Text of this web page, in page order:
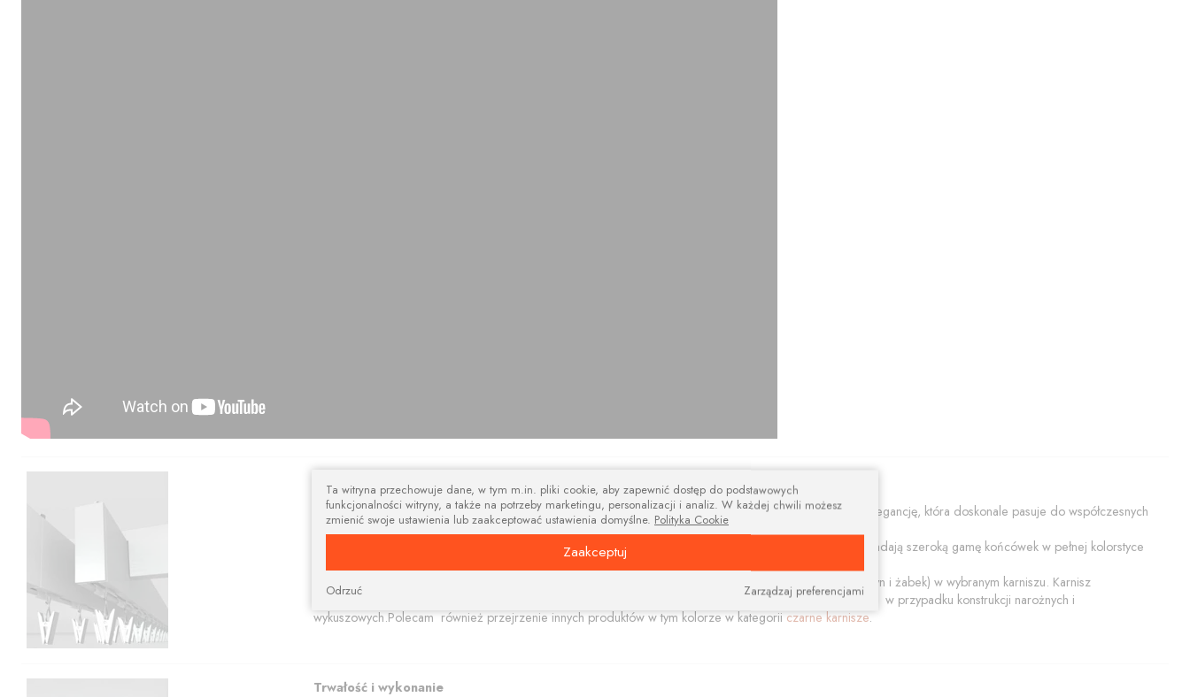
Nowoczesny design
Prostokątna szyna i nowoczesne wsporniki i tworzą niebanalną kompozycję estetyczną łączącą prostotę i elegancję, która doskonale pasuje do współczesnych
aranżacji.
Karnisze apartamentowe polecamy w trzech kolorach: aluminium szczotkowane, czerny i biały połysk. Posiadają szeroką gamę końcówek w pełnej kolorstyce
profili w tym zakończenia z elementami kryształów Swarovskiego.
Nasz sklep pozwala na dobieranie i zamawianie różnych kolorów elementów (wsporników, końcówiek, szyn i żabek) w wybranym karniszu. Karnisz
apartamentowy dzięki łącznikom narożnym pozwalającym połączyć szyny pod dowolnym kątem nadaje się w przypadku konstrukcji narożnych i
wykuszowych.Polecam również przejrzenie innych produktów w tym kolorze w kategoriiczarne karnisze.
Trwałość i wykonanie
Ta witryna przechowuje dane, w tym m.in. pliki cookie, aby zapewnić dostęp do podstawowych
funkcjonalności witryny, a także na potrzeby marketingu, personalizacji i analiz. W każdej chwili możesz
zmienić swoje ustawienia lub zaakceptować ustawienia domyślne. Polityka Cookie
Zaakceptuj
Zarządzaj preferencjami
Odrzuć